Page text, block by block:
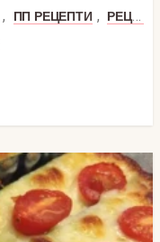
, ПП РЕЦЕПТИ ,
РЕЦЕПТИ СИРОЇДІННЯ